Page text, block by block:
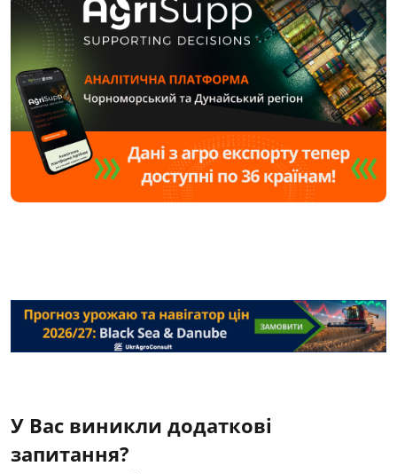
У Вас виникли додаткові
запитання?